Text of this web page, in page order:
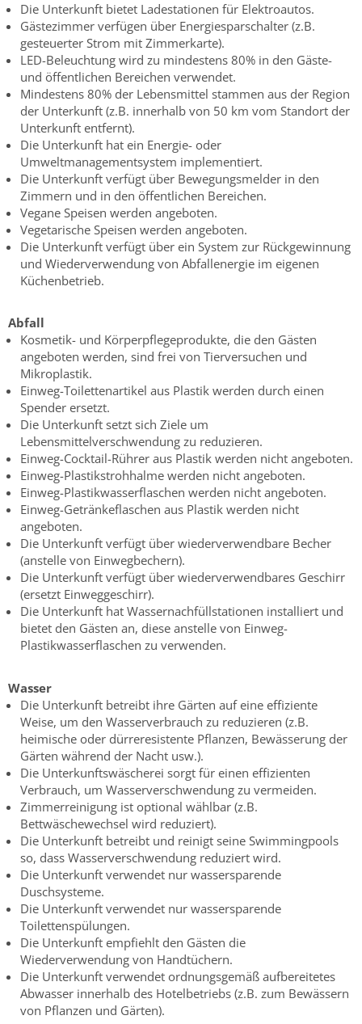
Die Unterkunft bietet Ladestationen für Elektroautos.
Gästezimmer verfügen über Energiesparschalter (z.B.
gesteuerter Strom mit Zimmerkarte).
LED-Beleuchtung wird zu mindestens 80% in den Gäste-
und öffentlichen Bereichen verwendet.
Mindestens 80% der Lebensmittel stammen aus der Region
der Unterkunft (z.B. innerhalb von 50 km vom Standort der
Unterkunft entfernt).
Die Unterkunft hat ein Energie- oder
Umweltmanagementsystem implementiert.
Die Unterkunft verfügt über Bewegungsmelder in den
Zimmern und in den öffentlichen Bereichen.
Vegane Speisen werden angeboten.
Vegetarische Speisen werden angeboten.
Die Unterkunft verfügt über ein System zur Rückgewinnung
und Wiederverwendung von Abfallenergie im eigenen
Küchenbetrieb.
Abfall
Kosmetik- und Körperpflegeprodukte, die den Gästen
angeboten werden, sind frei von Tierversuchen und
Mikroplastik.
Einweg-Toilettenartikel aus Plastik werden durch einen
Spender ersetzt.
Die Unterkunft setzt sich Ziele um
Lebensmittelverschwendung zu reduzieren.
Einweg-Cocktail-Rührer aus Plastik werden nicht angeboten.
Einweg-Plastikstrohhalme werden nicht angeboten.
Einweg-Plastikwasserflaschen werden nicht angeboten.
Einweg-Getränkeflaschen aus Plastik werden nicht
angeboten.
Die Unterkunft verfügt über wiederverwendbare Becher
(anstelle von Einwegbechern).
Die Unterkunft verfügt über wiederverwendbares Geschirr
(ersetzt Einweggeschirr).
Die Unterkunft hat Wassernachfüllstationen installiert und
bietet den Gästen an, diese anstelle von Einweg-
Plastikwasserflaschen zu verwenden.
Wasser
Die Unterkunft betreibt ihre Gärten auf eine effiziente
Weise, um den Wasserverbrauch zu reduzieren (z.B.
heimische oder dürreresistente Pflanzen, Bewässerung der
Gärten während der Nacht usw.).
Die Unterkunftswäscherei sorgt für einen effizienten
Verbrauch, um Wasserverschwendung zu vermeiden.
Zimmerreinigung ist optional wählbar (z.B.
Bettwäschewechsel wird reduziert).
Die Unterkunft betreibt und reinigt seine Swimmingpools
so, dass Wasserverschwendung reduziert wird.
Die Unterkunft verwendet nur wassersparende
Duschsysteme.
Die Unterkunft verwendet nur wassersparende
Toilettenspülungen.
Die Unterkunft empfiehlt den Gästen die
Wiederverwendung von Handtüchern.
Die Unterkunft verwendet ordnungsgemäß aufbereitetes
Abwasser innerhalb des Hotelbetriebs (z.B. zum Bewässern
von Pflanzen und Gärten).